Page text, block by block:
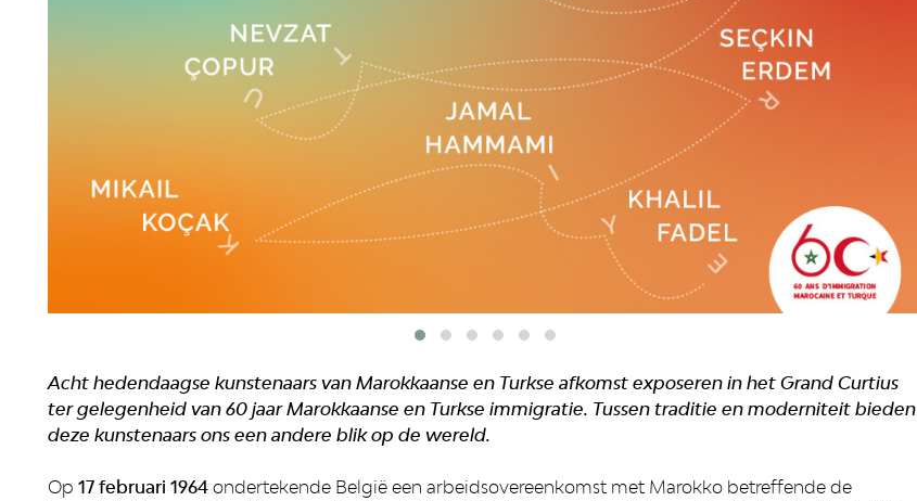
Acht hedendaagse kunstenaars van Marokkaanse en Turkse afkomst exposeren in het Grand Curtius
ter gelegenheid van 60 jaar Marokkaanse en Turkse immigratie. Tussen traditie en moderniteit bieden
deze kunstenaars ons een andere blik op de wereld.
Op 17 februari 1964 ondertekende België een arbeidsovereenkomst met Marokko betreffende de